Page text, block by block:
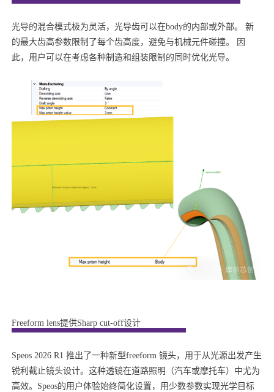
光导的混合模式极为灵活，光导齿可以在body的内部或外部。 新
的最大齿高参数限制了每个齿高度，避免与机械元件碰撞。 因
此，用户可以在考虑各种制造和组装限制的同时优化光导。
Freeform lens提供Sharp cut-off设计
Speos 2026 R1 推出了一种新型freeform 镜头，用于从光源出发产生
锐利截止镜头设计。这种透镜在道路照明（汽车或摩托车）中尤为
高效。Speos的用户体验始终简化设置，用少数参数实现光学目标